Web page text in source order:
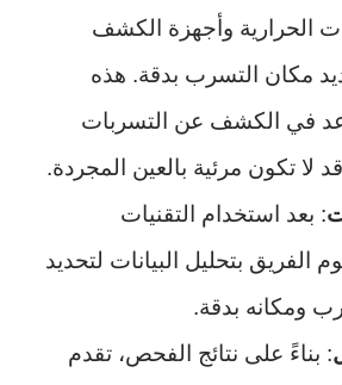
الحرارية وأجهزة الكشف
مكان التسرب بدقة. هذه
في الكشف عن التسربات
لا تكون مرئية بالعين المجردة.
: بعد استخدام التقنيات
الفريق بتحليل البيانات لتحديد
ومكانه بدقة.
: بناءً على نتائج الفحص، تقدم